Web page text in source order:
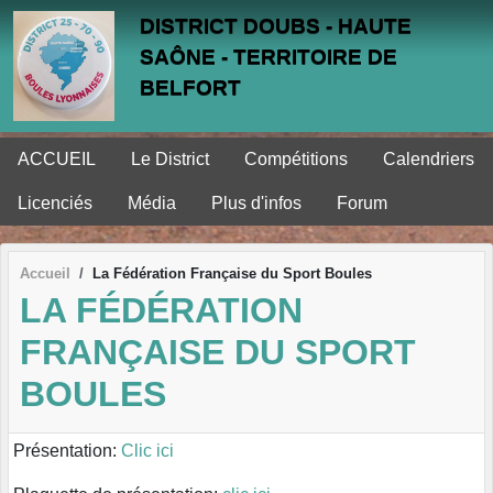
DISTRICT DOUBS - HAUTE
SAÔNE - TERRITOIRE DE
BELFORT
ACCUEIL Le District Compétitions Calendriers
Licenciés Média Plus d'infos Forum
Accueil La Fédération Française du Sport Boules
LA FÉDÉRATION
FRANÇAISE DU SPORT
BOULES
Présentation: Clic ici
Panneau de gestion des cookies